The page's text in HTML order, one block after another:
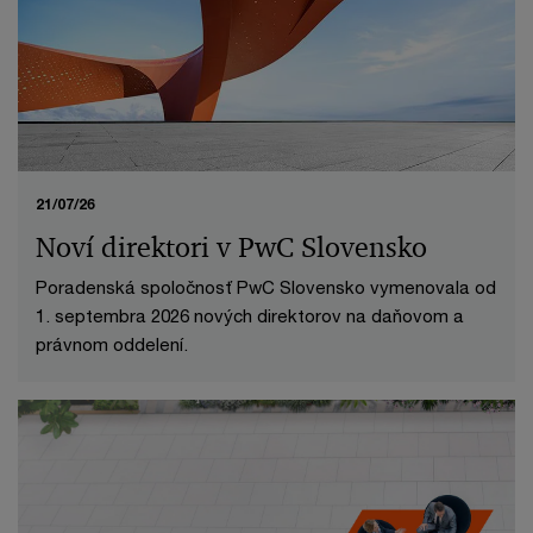
21/07/26
Noví direktori v PwC Slovensko
Poradenská spoločnosť PwC Slovensko vymenovala od
1. septembra 2026 nových direktorov na daňovom a
právnom oddelení.